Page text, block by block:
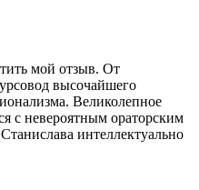
мой отзыв. От
высочайшего
Великолепное
с невероятным ораторским
интеллектуально